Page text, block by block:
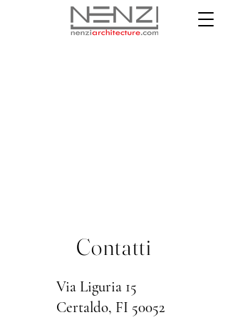
Contatti
Via Liguria 15
Certaldo, FI 50052